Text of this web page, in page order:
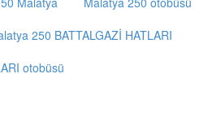
250 BATTALGAZİ HATLARI
otobüsü